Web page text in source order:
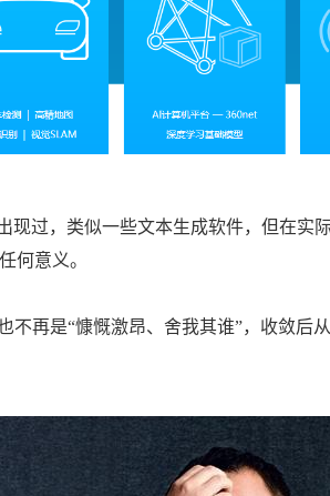
现过，类似一些文本生成软件，但在实
何意义。
不再是“慷慨激昂、舍我其谁”，收敛后